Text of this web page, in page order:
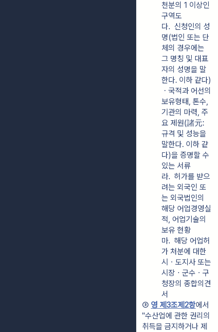
천분의 1 이상인
구역도
다.  신청인의 성
명(법인 또는 단
체의 경우에는
그 명칭 및 대표
자의 성명을 말
한다. 이하 같다)
ㆍ국적과 어선의
보유형태, 톤수,
기관의 마력, 주
요 제원(諸元:
규격 및 성능을
말한다. 이하 같
다)을 증명할 수
있는 서류
라.  허가를 받으
려는 외국인 또
는 외국법인의
해당 어업경영실
적, 어업기술의
보유 현황
마.  해당 어업허
가 처분에 대한
시ㆍ도지사 또는
시장ㆍ군수ㆍ구
청장의 종합의견
서
③ 영 제3조제2항에서
"수산업에 관한 권리의
취득을 금지하거나 제